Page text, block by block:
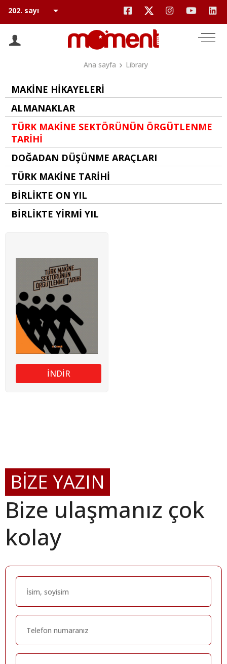
Ana sayfa Library
MAKİNE HİKAYELERİ
ALMANAKLAR
TÜRK MAKİNE SEKTÖRÜNÜN ÖRGÜTLENME
TARİHİ
DOĞADAN DÜŞÜNME ARAÇLARI
TÜRK MAKİNE TARİHİ
BİRLİKTE ON YIL
BİRLİKTE YİRMİ YIL
İNDİR
BİZE YAZIN
Bize ulaşmanız çok
kolay